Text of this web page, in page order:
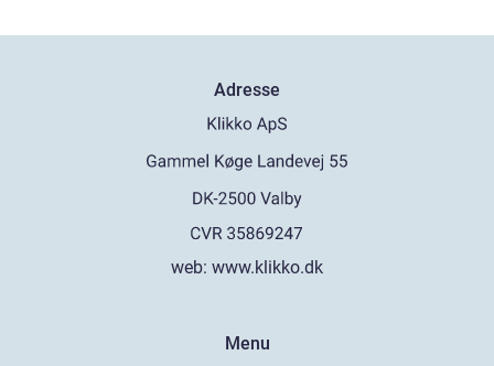
Adresse
web: www.klikko.dk
Menu